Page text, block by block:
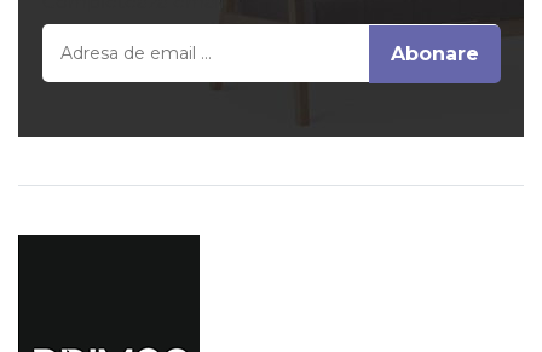
Abonare